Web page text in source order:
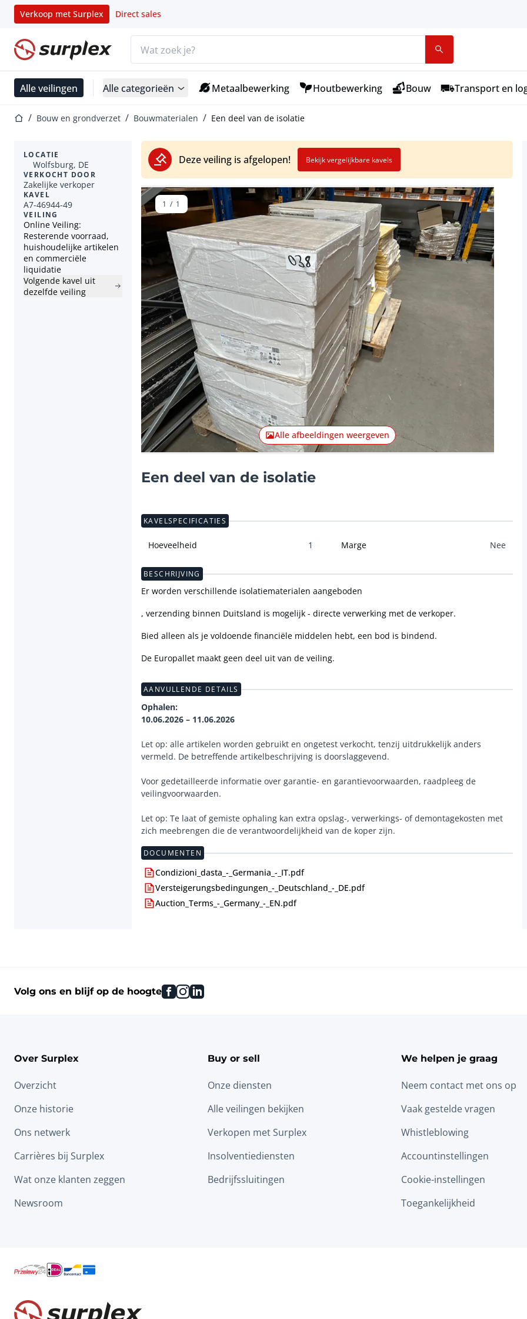
Verkoop met Surplex Direct sales
Startpagina
Alle veilingen Alle categorieën Metaalbewerking Houtbewerking Bouw Transport en
StartpaginaBouw en grondverzet Bouwmaterialen Een deel van de isolatie
Deze veiling is afgelopen! Bekijk vergelijkbare kavels
LOCATIE
Wolfsburg, DE
VERKOCHT DOOR
Zakelijke verkoper
KAVEL
A7-46944-49
VEILING
Online Veiling:
Resterende voorraad,
huishoudelijke artikelen
en commerciële
liquidatie
Volgende kavel uit
dezelfde veiling
Alle afbeeldingen weergeven
1 / 1
Een deel van de isolatie
KAVELSPECIFICATIES
Hoeveelheid 1 Marge Nee
BESCHRIJVING
Er worden verschillende isolatiematerialen aangeboden
, verzending binnen Duitsland is mogelijk - directe verwerking met de verkoper.
Bied alleen als je voldoende financiële middelen hebt, een bod is bindend.
De Europallet maakt geen deel uit van de veiling.
AANVULLENDE DETAILS
Ophalen:
10.06.2026 – 11.06.2026
Let op: alle artikelen worden gebruikt en ongetest verkocht, tenzij uitdrukkelijk anders
vermeld. De betreffende artikelbeschrijving is doorslaggevend.
Voor gedetailleerde informatie over garantie- en garantievoorwaarden, raadpleeg de
veilingvoorwaarden.
Let op: Te laat of gemiste ophaling kan extra opslag-, verwerkings- of demontagekosten met
zich meebrengen die de verantwoordelijkheid van de koper zijn.
DOCUMENTEN
Condizioni_dasta_-_Germania_-_IT.pdf
Versteigerungsbedingungen_-_Deutschland_-_DE.pdf
Auction_Terms_-_Germany_-_EN.pdf
Volg ons en blijf op de hoogte facebook
instagram
linkedin
Over Surplex
Overzicht
Onze historie
Ons netwerk
Carrières bij Surplex
Wat onze klanten zeggen
Newsroom
Buy or sell
Onze diensten
Alle veilingen bekijken
Verkopen met Surplex
Insolventiediensten
Bedrijfssluitingen
We helpen je graag
Neem contact met ons op
Vaak gestelde vragen
Whistleblowing
Accountinstellingen
Cookie-instellingen
Toegankelijkheid